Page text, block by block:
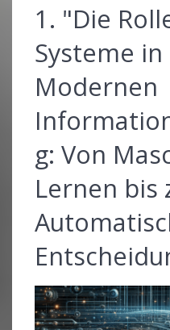
1. "Die
Systeme
Modernen
g: Von
Lernen bis